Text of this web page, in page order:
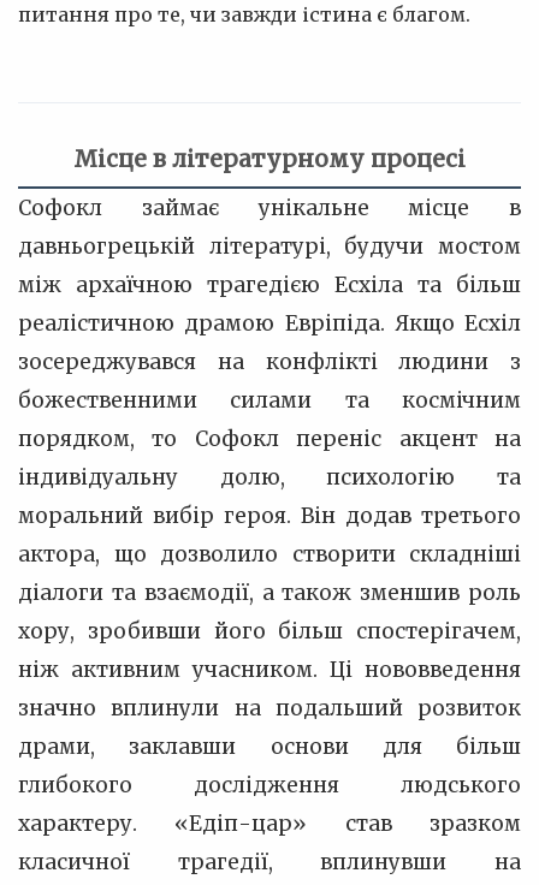
питання про те, чи завжди істина є благом.
Місце в літературному процесі
Софокл займає унікальне місце в
давньогрецькій літературі, будучи мостом
між архаїчною трагедією Есхіла та більш
реалістичною драмою Евріпіда. Якщо Есхіл
зосереджувався на конфлікті людини з
божественними силами та космічним
порядком, то Софокл переніс акцент на
індивідуальну долю, психологію та
моральний вибір героя. Він додав третього
актора, що дозволило створити складніші
діалоги та взаємодії, а також зменшив роль
хору, зробивши його більш спостерігачем,
ніж активним учасником. Ці нововведення
значно вплинули на подальший розвиток
драми, заклавши основи для більш
глибокого дослідження людського
характеру. «Едіп-цар» став зразком
класичної трагедії, вплинувши на